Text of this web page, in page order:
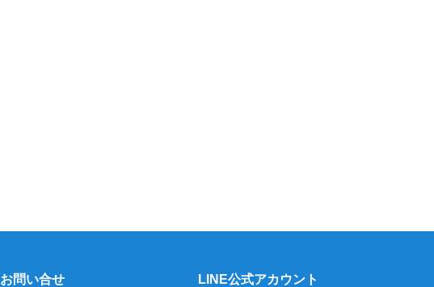
お問い合せ LINE公式アカウント